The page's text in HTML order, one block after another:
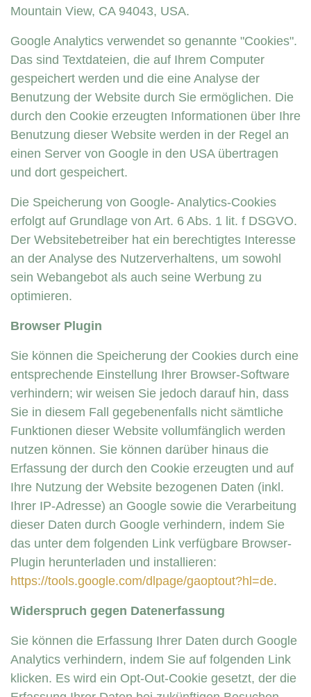
Mountain View, CA 94043, USA.
Google Analytics verwendet so genannte "Cookies".
Das sind Textdateien, die auf Ihrem Computer
gespeichert werden und die eine Analyse der
Benutzung der Website durch Sie ermöglichen. Die
durch den Cookie erzeugten Informationen über Ihre
Benutzung dieser Website werden in der Regel an
einen Server von Google in den USA übertragen
und dort gespeichert.
Die Speicherung von Google- Analytics-Cookies
erfolgt auf Grundlage von Art. 6 Abs. 1 lit. f DSGVO.
Der Websitebetreiber hat ein berechtigtes Interesse
an der Analyse des Nutzerverhaltens, um sowohl
sein Webangebot als auch seine Werbung zu
optimieren.
Browser Plugin
Sie können die Speicherung der Cookies durch eine
entsprechende Einstellung Ihrer Browser-Software
verhindern; wir weisen Sie jedoch darauf hin, dass
Sie in diesem Fall gegebenenfalls nicht sämtliche
Funktionen dieser Website vollumfänglich werden
nutzen können. Sie können darüber hinaus die
Erfassung der durch den Cookie erzeugten und auf
Ihre Nutzung der Website bezogenen Daten (inkl.
Ihrer IP-Adresse) an Google sowie die Verarbeitung
dieser Daten durch Google verhindern, indem Sie
das unter dem folgenden Link verfügbare Browser-
Plugin herunterladen und installieren:
https://tools.google.com/dlpage/gaoptout?hl=de.
Widerspruch gegen Datenerfassung
Sie können die Erfassung Ihrer Daten durch Google
Analytics verhindern, indem Sie auf folgenden Link
klicken. Es wird ein Opt-Out-Cookie gesetzt, der die